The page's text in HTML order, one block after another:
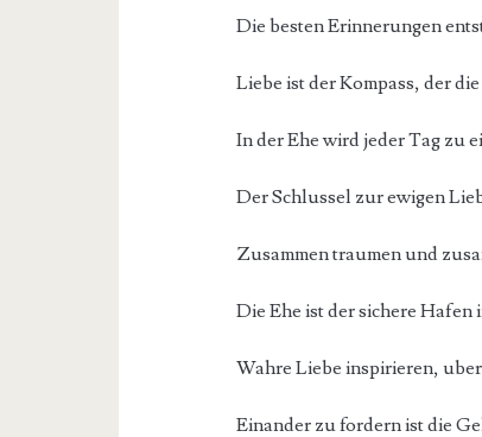
Die besten Erinnerungen
Liebe ist der Kompass, der
In der Ehe wird jeder Tag zu
Der Schlussel zur ewigen
Zusammen traumen und
Die Ehe ist der sichere Hafen
Wahre Liebe inspirieren, uber
Einander zu fordern ist die